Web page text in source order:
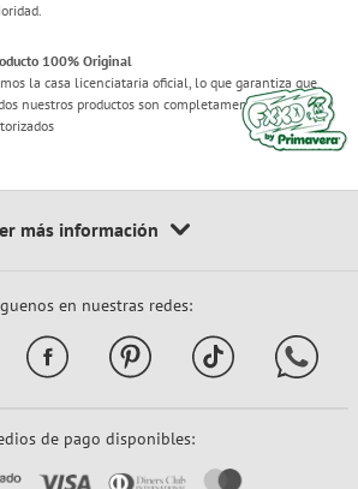
100% Original
la casa licenciataria oficial, lo que garantiza que
nuestros productos son completamente originales y
en nuestras redes:
de pago disponibles: